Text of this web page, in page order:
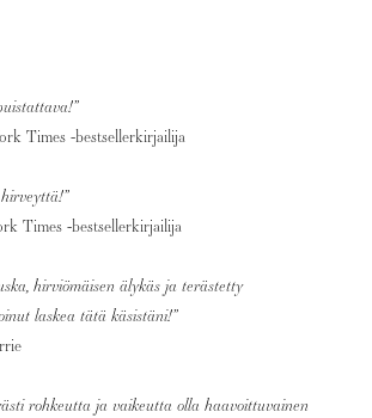
Times -bestsellerkirjailija
Times -bestsellerkirjailija
hirviömäisen älykäs ja terästetty
laskea tätä käsistäni!”
rohkeutta ja vaikeutta olla haavoittuvainen